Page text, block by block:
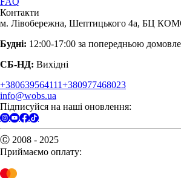
Контакти
м. Лівобережна, Шептицького 4а, БЦ
Будні: 12:00-17:00 за попередньою
СБ-НД: Вихідні
+380639564111+380977468023
info@wobs.ua
Підписуйся на наші оновлення:
Ⓒ 2008 - 2025
Приймаємо оплату: